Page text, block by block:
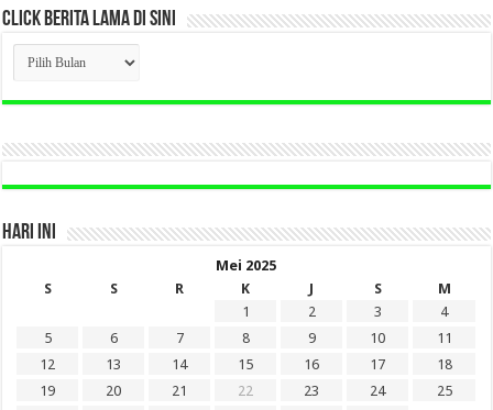
CLICK BERITA LAMA DI SINI
CLICK
BERITA
LAMA
DI
HARI INI
Mei 2025
S
S R K J S
M
1
2 3
4
5
6 7 8 9 10
11
12
13 14 15 16 17
18
19
20 21 22 23 24
25